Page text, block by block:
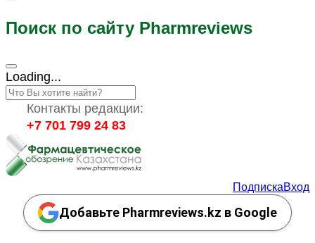
Поиск по сайту Pharmreviews
Loading...
Контакты редакции:
+7 701 799 24 83
ПодпискаВход
Добавьте Pharmreviews.kz в Google